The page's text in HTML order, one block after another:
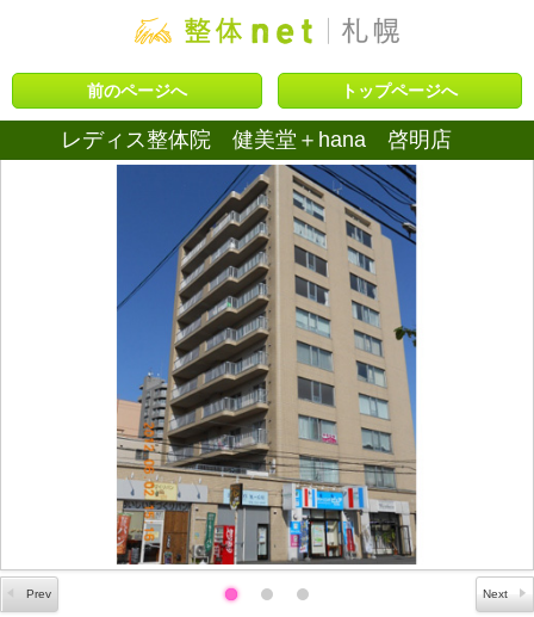
前のページへ トップページへ
レディス整体院 健美堂＋hana 啓明店